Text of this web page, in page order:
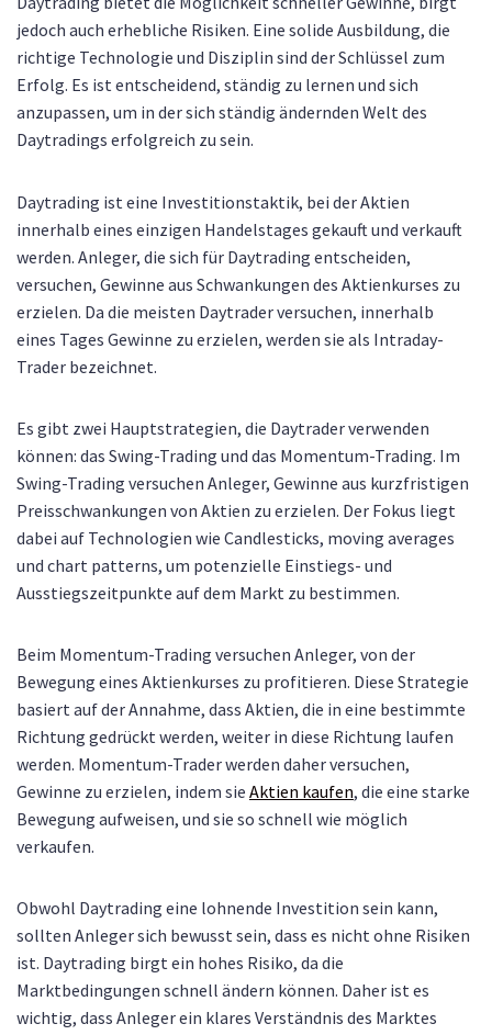
jedoch auch erhebliche Risiken. Eine solide Ausbildung, die
richtige Technologie und Disziplin sind der Schlüssel zum
Erfolg. Es ist entscheidend, ständig zu lernen und sich
anzupassen, um in der sich ständig ändernden Welt des
Daytradings erfolgreich zu sein.
Daytrading ist eine Investitionstaktik, bei der Aktien
innerhalb eines einzigen Handelstages gekauft und verkauft
werden. Anleger, die sich für Daytrading entscheiden,
versuchen, Gewinne aus Schwankungen des Aktienkurses zu
erzielen. Da die meisten Daytrader versuchen, innerhalb
eines Tages Gewinne zu erzielen, werden sie als Intraday-
Trader bezeichnet.
Es gibt zwei Hauptstrategien, die Daytrader verwenden
können: das Swing-Trading und das Momentum-Trading. Im
Swing-Trading versuchen Anleger, Gewinne aus kurzfristigen
Preisschwankungen von Aktien zu erzielen. Der Fokus liegt
dabei auf Technologien wie Candlesticks, moving averages
und chart patterns, um potenzielle Einstiegs- und
Ausstiegszeitpunkte auf dem Markt zu bestimmen.
Beim Momentum-Trading versuchen Anleger, von der
Bewegung eines Aktienkurses zu profitieren. Diese Strategie
basiert auf der Annahme, dass Aktien, die in eine bestimmte
Richtung gedrückt werden, weiter in diese Richtung laufen
werden. Momentum-Trader werden daher versuchen,
Gewinne zu erzielen, indem sie Aktien kaufen, die eine starke
Bewegung aufweisen, und sie so schnell wie möglich
verkaufen.
Obwohl Daytrading eine lohnende Investition sein kann,
sollten Anleger sich bewusst sein, dass es nicht ohne Risiken
ist. Daytrading birgt ein hohes Risiko, da die
Marktbedingungen schnell ändern können. Daher ist es
wichtig, dass Anleger ein klares Verständnis des Marktes